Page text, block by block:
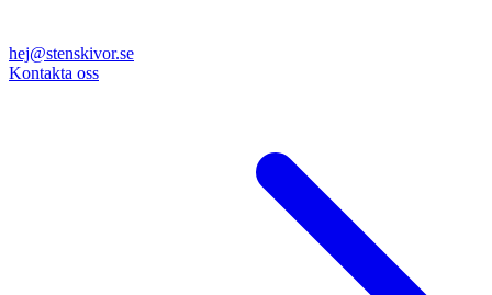
hej@stenskivor.se
Kontakta oss